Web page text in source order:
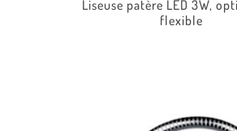
Liseuse patère LED 3W,
flexible